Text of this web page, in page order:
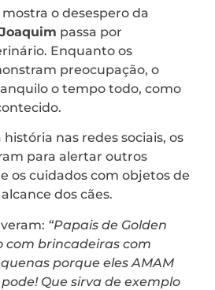
o desespero da
Joaquim passa por
Enquanto os
preocupação, o
o tempo todo, como
nas redes sociais, os
para alertar outros
os cuidados com objetos de
dos cães.
“Papais de Golden
com brincadeiras com
porque eles AMAM
Que sirva de exemplo